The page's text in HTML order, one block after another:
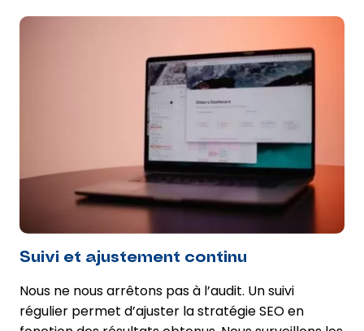
Suivi et ajustement continu
Nous ne nous arrêtons pas à l’audit. Un suivi
régulier permet d’ajuster la stratégie SEO en